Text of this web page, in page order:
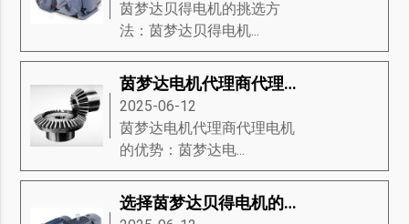
茵梦达贝得电机的挑选方
法：茵梦达贝得电机...
茵梦达电机代理商代理电机的优势
2025-06-12
茵梦达电机代理商代理电机
的优势：茵梦达电...
选择茵梦达贝得电机的优点